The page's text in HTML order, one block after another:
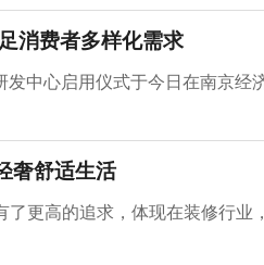
消费者多样化需求
中心启用仪式于今日在南京经
奢舒适生活
更高的追求，体现在装修行业